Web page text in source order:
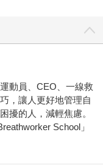
動員、CEO、一線救
，讓人更好地管理自
擾的人，減輕焦慮。
School」